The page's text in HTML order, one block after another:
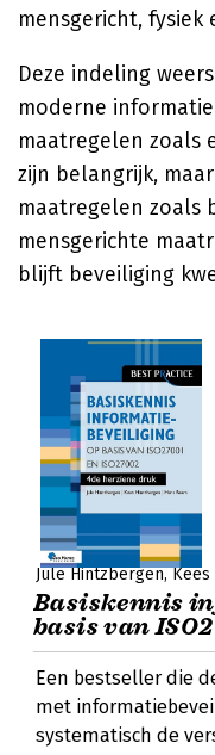
mensgericht, fysiek
Deze indeling
moderne
maatregelen zoals
zijn belangrijk,
maatregelen zoals
mensgerichte
blijft beveiliging
Jule Hintzbergen Kees
Basiskennis
basis van
Een bestseller die
met
systematisch de